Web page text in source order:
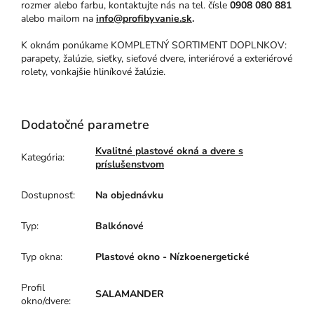
rozmer alebo farbu, kontaktujte nás na tel. čísle 0908 080 881
alebo mailom na info@profibyvanie.sk.
K oknám ponúkame KOMPLETNÝ SORTIMENT DOPLNKOV:
parapety, žalúzie, sieťky, sieťové dvere, interiérové a exteriérové
rolety, vonkajšie hliníkové žalúzie.
Dodatočné parametre
Kategória:
Kvalitné plastové okná a dvere s
príslušenstvom
Dostupnosť: Na objednávku
Typ: Balkónové
Typ okna: Plastové okno - Nízkoenergetické
Profil
okno/dvere:
SALAMANDER